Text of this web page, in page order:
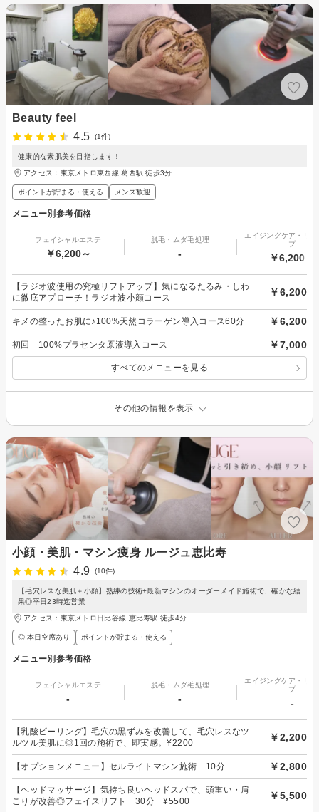
Beauty feel
4.5
(1件)
健康的な素肌美を目指します！
アクセス：東京メトロ東西線 葛西駅 徒歩3分
ポイントが貯まる・使える メンズ歓迎
メニュー別参考価格
フェイシャルエステ
￥6,200～
脱毛・ムダ毛処理
-
エイジングケア・リ
プ
￥6,200～
【ラジオ波使用の究極リフトアップ】気になるたるみ・しわ
に徹底アプローチ！ラジオ波小顔コース
￥6,200
キメの整ったお肌に♪100%天然コラーゲン導入コース60分 ￥6,200
初回 100%プラセンタ原液導入コース ￥7,000
すべてのメニューを見る
その他の情報を表示
小顔・美肌・マシン痩身 ルージュ恵比寿
4.9
(10件)
【毛穴レスな美肌＋小顔】熟練の技術+最新マシンのオーダーメイド施術で、確かな結
果◎平日23時迄営業
アクセス：東京メトロ日比谷線 恵比寿駅 徒歩4分
◎ 本日空席あり ポイントが貯まる・使える
メニュー別参考価格
フェイシャルエステ
-
脱毛・ムダ毛処理
-
エイジングケア・リ
プ
-
【乳酸ピーリング】毛穴の黒ずみを改善して、毛穴レスなツ
ルツル美肌に◎1回の施術で、即実感。¥2200
￥2,200
【オプションメニュー】セルライトマシン施術 10分 ￥2,800
【ヘッドマッサージ】気持ち良いヘッドスパで、頭重い・肩
こりが改善◎フェイスリフト 30分 ¥5500
￥5,500